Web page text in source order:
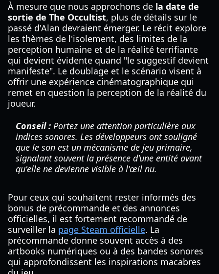
À mesure que nous approchons de la date de
sortie de The Occultist, plus de détails sur le
passé d'Alan devraient émerger. Le récit explore
les thèmes de l'isolement, des limites de la
perception humaine et de la réalité terrifiante
qui devient évidente quand "le suggestif devient
manifeste". Le doublage et le scénario visent à
offrir une expérience cinématographique qui
remet en question la perception de la réalité du
joueur.
Conseil : Portez une attention particulière aux
indices sonores. Les développeurs ont souligné
que le son est un mécanisme de jeu primaire,
signalant souvent la présence d'une entité avant
qu'elle ne devienne visible à l'œil nu.
Pour ceux qui souhaitent rester informés des
bonus de précommande et des annonces
officielles, il est fortement recommandé de
surveiller la page Steam officielle. La
précommande donne souvent accès à des
artbooks numériques ou à des bandes sonores
qui approfondissent les inspirations macabres